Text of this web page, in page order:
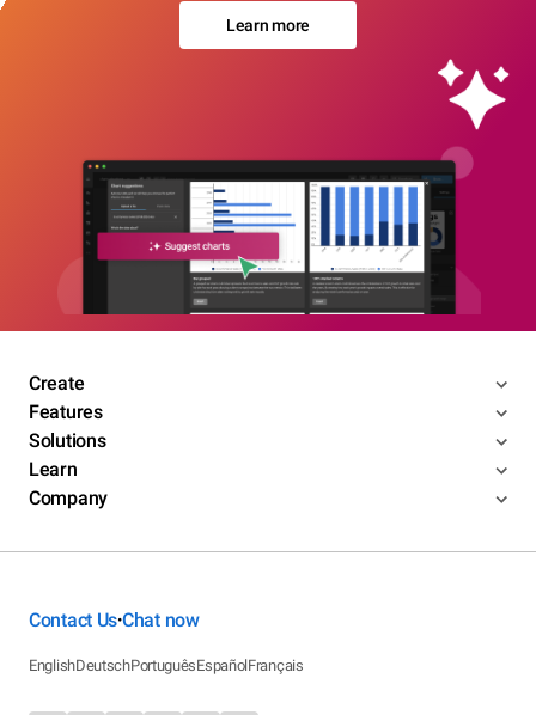
Learn more
Create
Features
Solutions
Learn
Company
Contact Us•Chat now
EnglishDeutschPortuguêsEspañolFrançais